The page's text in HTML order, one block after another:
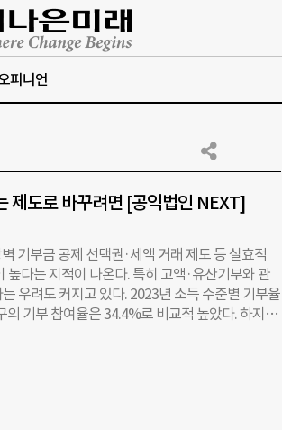
피니언
제도로 바꾸려면 [공익법인 NEXT]
기부금 공제 선택권·세액 거래 제도 등 실효적
높다는 지적이 나온다. 특히 고액·유산기부와 관
우려도 커지고 있다. 2023년 소득 수준별 기부율
의 기부 참여율은 34.4%로 비교적 높았다. 하지만